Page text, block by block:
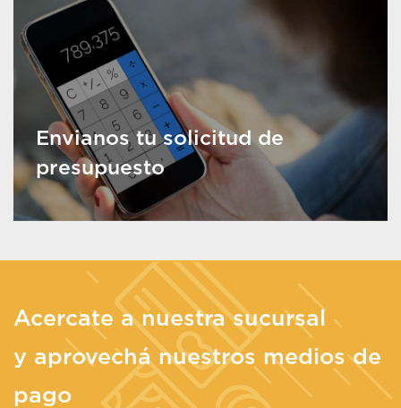
Envianos tu solicitud de
presupuesto
Acercate a nuestra sucursal
y aprovechá nuestros medios de
pago